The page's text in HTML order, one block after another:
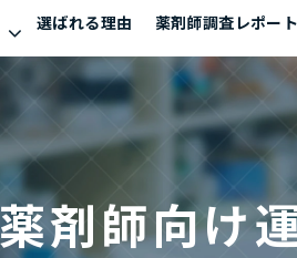
選ばれる理由 薬剤師調査レポート
薬剤師向け